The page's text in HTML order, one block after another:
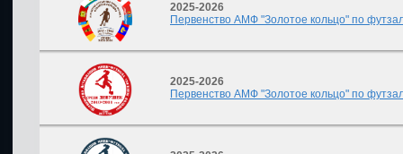
2025-2026
Первенство АМФ "Золотое кольцо" по
2025-2026
Первенство АМФ "Золотое кольцо" по